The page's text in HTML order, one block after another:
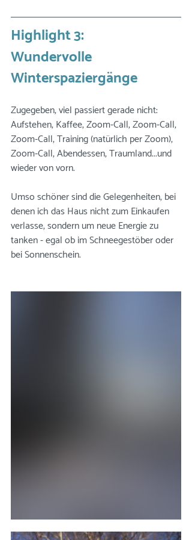
Highlight 3:
Wundervolle
Winterspaziergänge
Zugegeben, viel passiert gerade nicht:
Aufstehen, Kaffee, Zoom-Call, Zoom-Call,
Zoom-Call, Training (natürlich per Zoom),
Zoom-Call, Abendessen, Traumland...und
wieder von vorn.
Umso schöner sind die Gelegenheiten, bei
denen ich das Haus nicht zum Einkaufen
verlasse, sondern um neue Energie zu
tanken - egal ob im Schneegestöber oder
bei Sonnenschein.